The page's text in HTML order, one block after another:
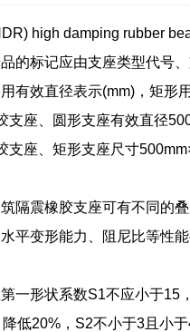
high damping rubber
的标记应由支座类型代号、
有效直径表示(mm)，矩形
支座、圆形支座有效直径
支座、矩形支座尺寸
隔震橡胶支座可有不同的
平变形能力、阻尼比等性
一形状系数S1不应小于15
低20%，S2不小于3且小于